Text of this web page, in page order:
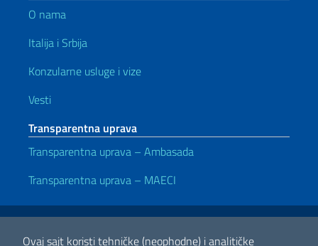
Ovaj sajt koristi tehničke (neophodne) i analitičke
O nama
Italija i Srbija
Konzularne usluge i vize
Vesti
Transparentna uprava
Transparentna uprava – Ambasada
Transparentna uprava – MAECI
Korisni linkovi